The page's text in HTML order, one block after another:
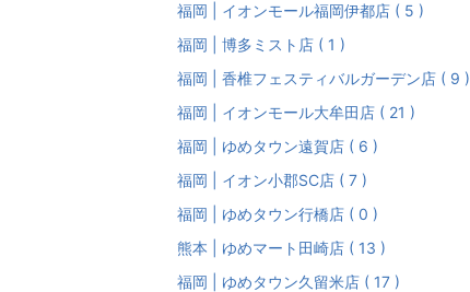
福岡 | イオンモール福岡伊都店 ( 5 )
福岡 | 博多ミスト店 ( 1 )
福岡 | 香椎フェスティバルガーデン店 ( 9 )
福岡 | イオンモール大牟田店 ( 21 )
福岡 | ゆめタウン遠賀店 ( 6 )
福岡 | イオン小郡SC店 ( 7 )
福岡 | ゆめタウン行橋店 ( 0 )
熊本 | ゆめマート田崎店 ( 13 )
福岡 | ゆめタウン久留米店 ( 17 )